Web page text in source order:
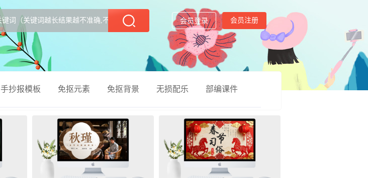
会员登录 会员注册
手抄报模板 免抠元素 免抠背景 无损配乐 部编课件